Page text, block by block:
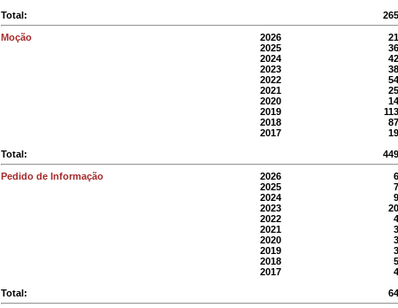
Total:
265
Moção 2026
21
2025
36
2024
42
2023
38
2022
54
2021
25
2020
14
2019
113
2018
87
2017
19
Total:
449
Pedido de Informação 2026
6
2025
7
2024
9
2023
20
2022
4
2021
3
2020
3
2019
3
2018
5
2017
4
Total:
64